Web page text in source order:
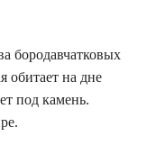
бородавчатковых
обитает на дне
под камень.